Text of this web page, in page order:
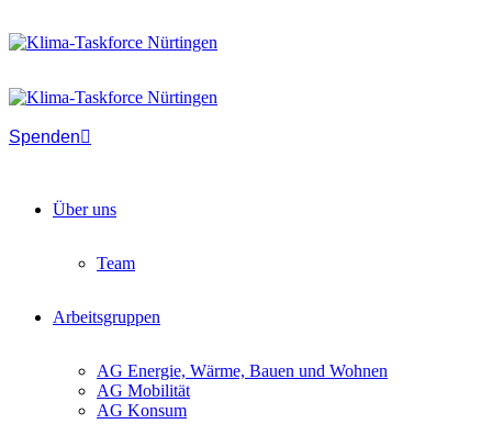
Spenden
Über uns
Team
Arbeitsgruppen
AG Energie, Wärme, Bauen und Wohnen
AG Mobilität
AG Konsum